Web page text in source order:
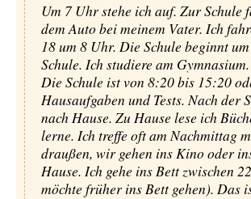
Um 7 Uhr stehe ich auf. Zur Schule
dem Auto bei meinem Vater. Ich
18 um 8 Uhr. Die Schule beginnt
Schule. Ich studiere am
Die Schule ist von 8:20 bis 15:20
Hausaufgaben und Tests. Nach der
nach Hause. Zu Hause lese ich
lerne. Ich treffe oft am Nachmittag
draußen, wir gehen ins Kino oder
Hause. Ich gehe ins Bett zwischen
möchte früher ins Bett gehen). Das